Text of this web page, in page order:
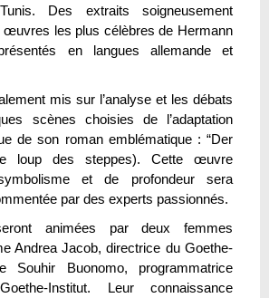
Des extraits soigneusement
œuvres les plus célèbres de Hermann
en langues allemande et
mis sur l’analyse et les débats
scènes choisies de l’adaptation
de son roman emblématique : “Der
loup des steppes). Cette œuvre
et de profondeur sera
par des experts passionnés.
animées par deux femmes
Andrea Jacob, directrice du Goethe-
Souhir Buonomo, programmatrice
Institut. Leur connaissance